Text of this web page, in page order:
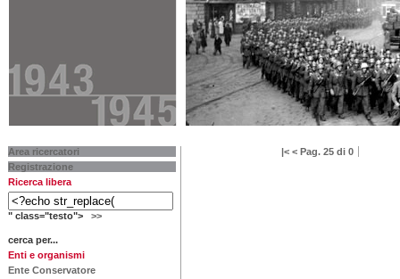
Area ricercatori
Registrazione
Ricerca libera
" class="testo"> >>
cerca per...
Enti e organismi
Ente Conservatore
|< < Pag. 25 di 0